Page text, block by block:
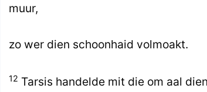
muur,
zo wer dien schoonhaid volmoakt.
12 Tarsis handelde mit die om aal